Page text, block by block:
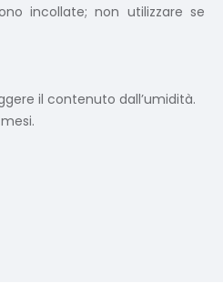
incollate; non utilizzare se
il contenuto dall’umidità.